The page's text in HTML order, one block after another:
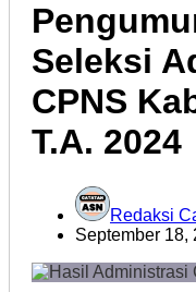
Seleksi
CPNS
T.A. 2024
Redaksi
September 18,